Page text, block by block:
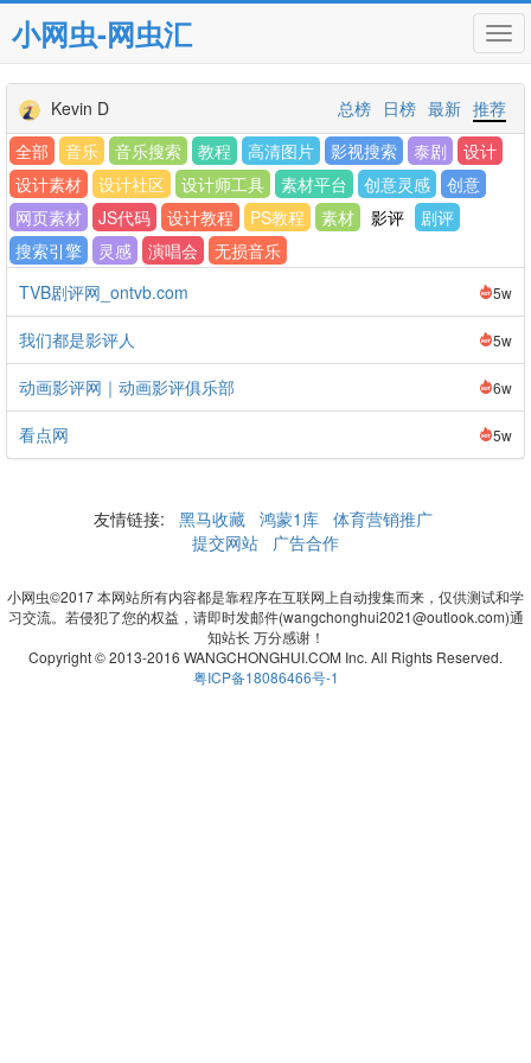
小网虫-网虫汇
Kevin D 推荐
最新
日榜
总榜
全部
音乐 音乐搜索 教程 高清图片 影视搜索 泰剧
设计
设计素材
设计社区 设计师工具 素材平台 创意灵感
创意
网页素材
JS代码 设计教程 PS教程 素材 影评
剧评
搜索引擎
灵感 演唱会
无损音乐
TVB剧评网_ontvb.com
5w
我们都是影评人 5w
动画影评网｜动画影评俱乐部 6w
看点网 5w
友情链接: 黑马收藏 鸿蒙1库 体育营销推广
提交网站
广告合作
小网虫©2017 本网站所有内容都是靠程序在互联网上自动搜集而来，仅供测试和学
习交流。若侵犯了您的权益，请即时发邮件(wangchonghui2021@outlook.com)通
知站长 万分感谢！
Copyright © 2013-2016 WANGCHONGHUI.COM Inc. All Rights Reserved.
粤ICP备18086466号-1